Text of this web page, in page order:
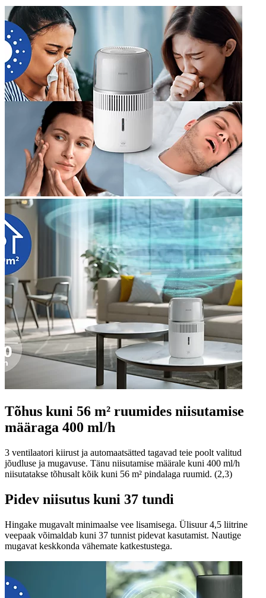
Tõhus kuni 56 m² ruumides niisutamise
määraga 400 ml/h
3 ventilaatori kiirust ja automaatsätted tagavad teie poolt valitud
jõudluse ja mugavuse. Tänu niisutamise määrale kuni 400 ml/h
niisutatakse tõhusalt kõik kuni 56 m² pindalaga ruumid. (2,3)
Pidev niisutus kuni 37 tundi
Hingake mugavalt minimaalse vee lisamisega. Ülisuur 4,5 liitrine
veepaak võimaldab kuni 37 tunnist pidevat kasutamist. Nautige
mugavat keskkonda vähemate katkestustega.